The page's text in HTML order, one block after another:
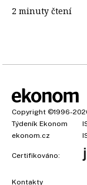
2 minuty čtení
Copyright ©1996-
Týdeník Ekonom
ekonom.cz
Certifikováno:
Kontakty